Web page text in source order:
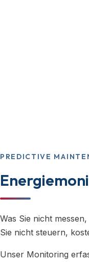
PREDICTIVE
Was Sie nicht
Sie nicht steuern,
Unser Monitoring